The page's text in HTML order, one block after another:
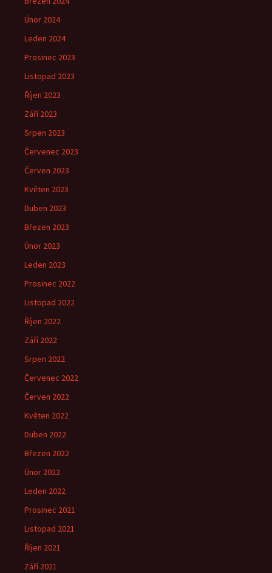
Únor 2024
Leden 2024
Prosinec 2023
Listopad 2023
Říjen 2023
Září 2023
Srpen 2023
Červenec 2023
Červen 2023
Květen 2023
Duben 2023
Březen 2023
Únor 2023
Leden 2023
Prosinec 2022
Listopad 2022
Říjen 2022
Září 2022
Srpen 2022
Červenec 2022
Červen 2022
Květen 2022
Duben 2022
Březen 2022
Únor 2022
Leden 2022
Prosinec 2021
Listopad 2021
Říjen 2021
Září 2021